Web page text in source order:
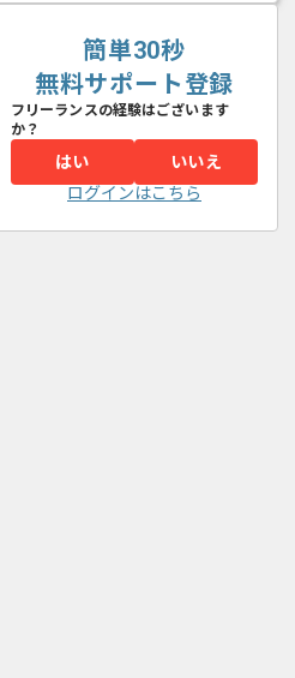
簡単30秒
無料サポート登録
フリーランスの経験はございます
か？
はい
いいえ
ログインはこちら